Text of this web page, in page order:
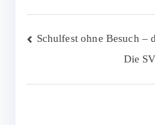
Schulfest ohne Besuch –
Die